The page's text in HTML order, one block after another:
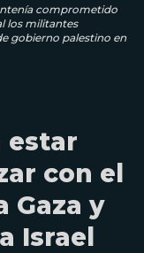
comprometido
los militantes
gobierno palestino en
estar
con el
Gaza y
Israel